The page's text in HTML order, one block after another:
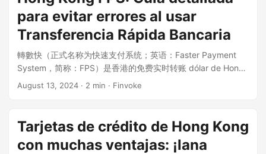
para evitar errores al usar
Transferencia Rápida Bancaria
轉數快（正式名称为快速支付系统；英语：Faster Payment
System，简称：FPS）是香港的免费实时转账 dólar de Hong
Kong和renminbi...
August 13, 2024 · 2 min · Finvoke
Tarjetas de crédito de Hong Kong
con muchas ventajas: ¡lana